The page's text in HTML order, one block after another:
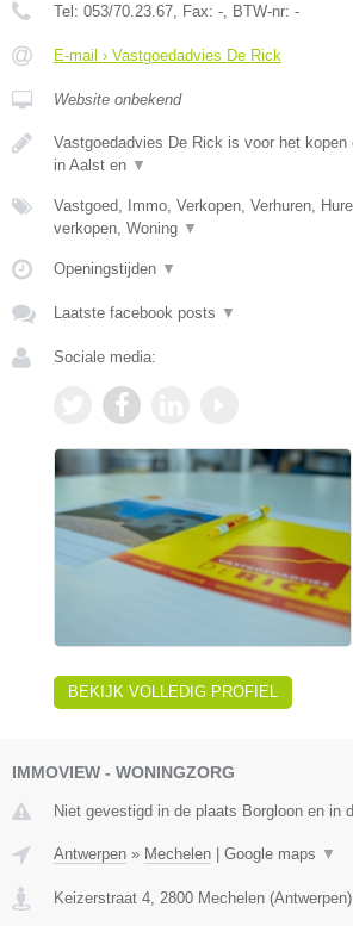
Tel: 053/70.23.67 , Fax: - , BTW-nr: -
E-mail › Vastgoedadvies De Rick
Website onbekend
Vastgoedadvies De Rick is voor het
in Aalst en ▼
Vastgoed, Immo, Verkopen, Verhuren,
verkopen, Woning ▼
Openingstijden ▼
Laatste facebook posts ▼
Sociale media:
BEKIJK VOLLEDIG PROFIEL
IMMOVIEW - WONINGZORG
Niet gevestigd in de plaats Borgloon en in
Antwerpen » Mechelen | Google maps ▼
Keizerstraat 4 2800 Mechelen (Antwerpen)